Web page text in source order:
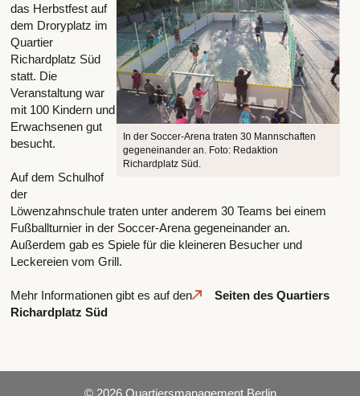
In der Soccer-Arena traten 30 Mannschaften
gegeneinander an. Foto: Redaktion
Richardplatz Süd.
das Herbstfest auf
dem Droryplatz im
Quartier
Richardplatz Süd
statt. Die
Veranstaltung war
mit 100 Kindern und
Erwachsenen gut
besucht.
Auf dem Schulhof
der
Löwenzahnschule traten unter anderem 30 Teams bei einem
Fußballturnier in der Soccer-Arena gegeneinander an.
Außerdem gab es Spiele für die kleineren Besucher und
Leckereien vom Grill.
Mehr Informationen gibt es auf den
Seiten des Quartiers
Richardplatz Süd